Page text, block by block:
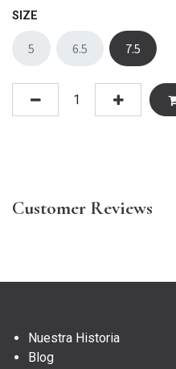
SIZE
5 6.5 7.5
Customer Reviews
Nuestra Historia
Blog